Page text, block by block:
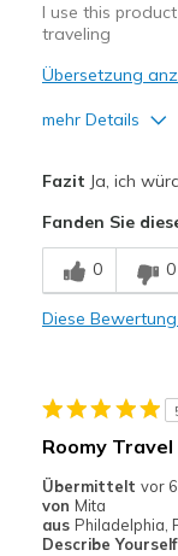
I use this
traveling
Übersetzung
mehr Details
Stylish
Nachteile
Need Break In
Going Out
Width
Sizing
View On Shoes
Fazit Ja, ich
Fanden Sie
0 0
Diese
Roomy Travel
Übermittelt vor
von Mita
aus Philadelphia,
Describe